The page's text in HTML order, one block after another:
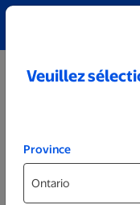
Veuillez
Province